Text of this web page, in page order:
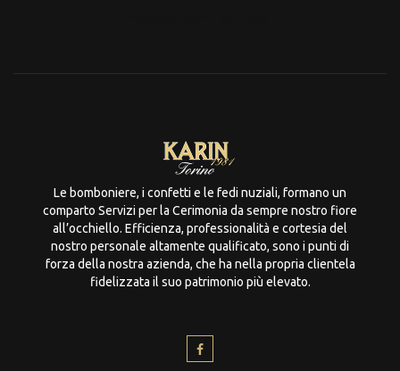
Le bomboniere, i confetti e le fedi nuziali, formano un
comparto Servizi per la Cerimonia da sempre nostro fiore
all’occhiello. Efficienza, professionalità e cortesia del
nostro personale altamente qualificato, sono i punti di
forza della nostra azienda, che ha nella propria clientela
fidelizzata il suo patrimonio più elevato.